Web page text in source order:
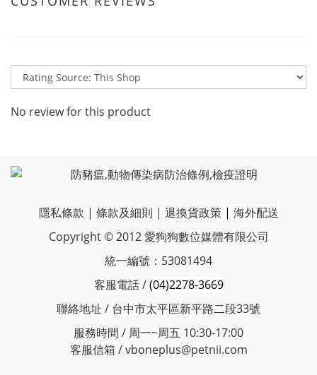
No review for this product
隱私條款 | 條款及細則 | 退換貨政策 | 海外配送
Copyright © 2012 愛狗狗數位媒體有限公司
統一編號：53081494
客服電話 /(04)2278-3669
聯絡地址 / 台中市太平區新平路二段33號
服務時間 / 周一~周五 10:30-17:00
客服信箱 / vboneplus@petnii.com